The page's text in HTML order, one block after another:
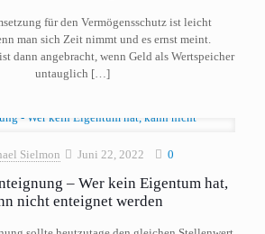
für den Vermögensschutz ist leicht
man sich Zeit nimmt und es ernst meint.
dann angebracht, wenn Geld als Wertspeicher
untauglich […]
Sielmon Juni 22, 2022 0
– Wer kein Eigentum hat,
nicht enteignet werden